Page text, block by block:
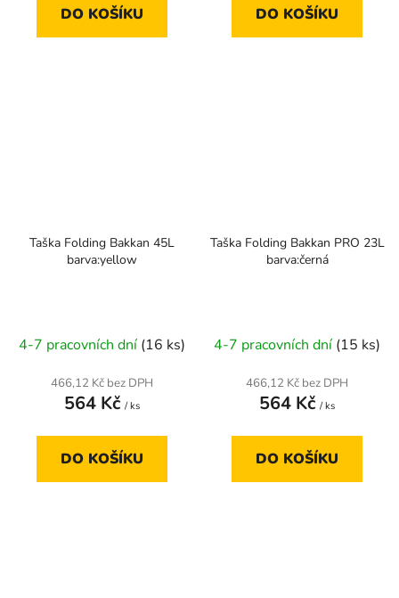
DO KOŠÍKU DO KOŠÍKU
Taška Folding Bakkan 45L
barva:yellow
4-7 pracovních dní (16 ks)
466,12 Kč bez DPH
564 Kč / ks
DO KOŠÍKU
Taška Folding Bakkan PRO 23L
barva:černá
4-7 pracovních dní (15 ks)
466,12 Kč bez DPH
564 Kč / ks
DO KOŠÍKU